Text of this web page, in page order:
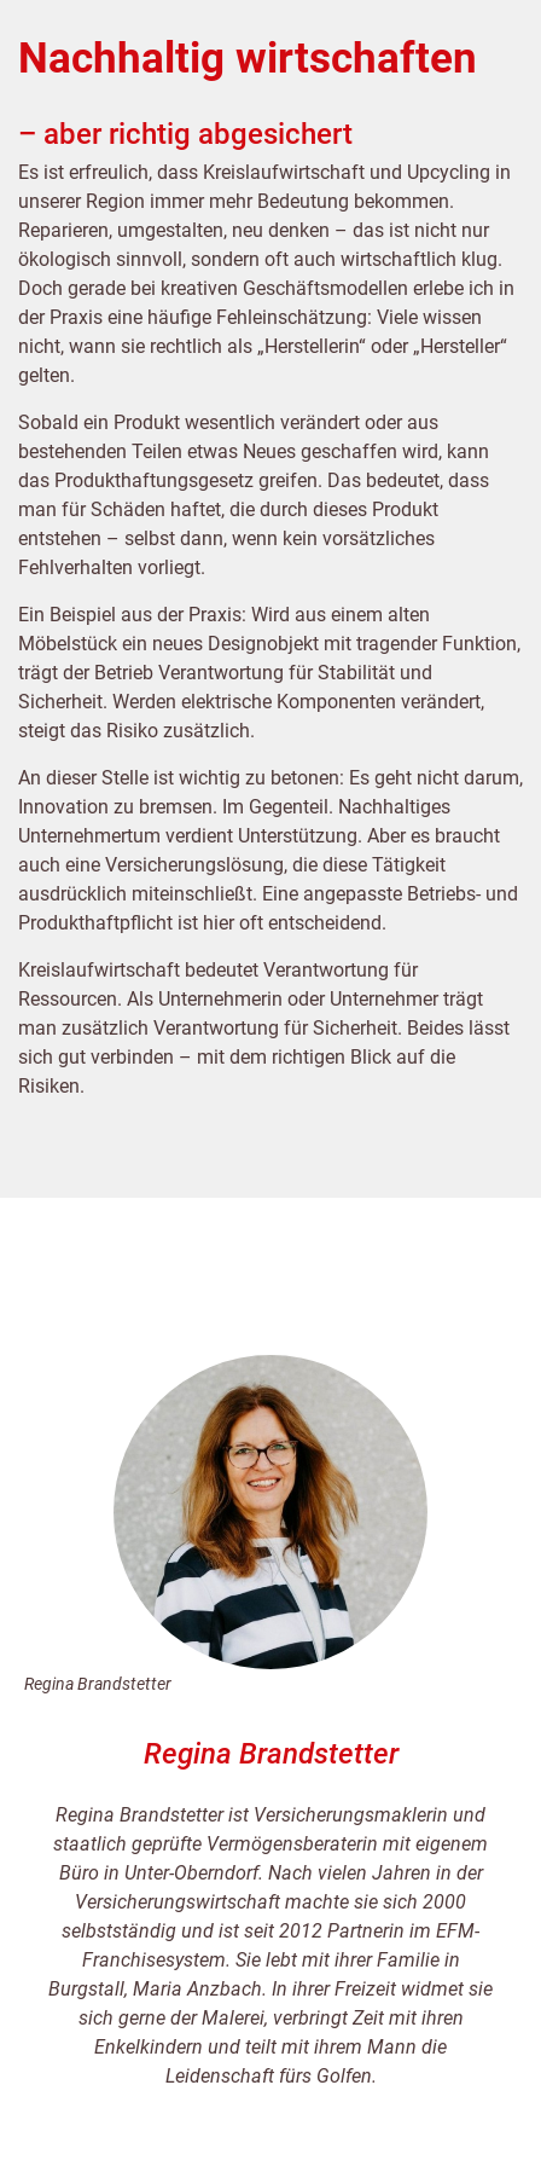
Nachhaltig wirtschaften
– aber richtig abgesichert
Es ist erfreulich, dass Kreislaufwirtschaft und Upcycling in
unserer Region immer mehr Bedeutung bekommen.
Reparieren, umgestalten, neu denken – das ist nicht nur
ökologisch sinnvoll, sondern oft auch wirtschaftlich klug.
Doch gerade bei kreativen Geschäftsmodellen erlebe ich in
der Praxis eine häufige Fehleinschätzung: Viele wissen
nicht, wann sie rechtlich als „Herstellerin“ oder „Hersteller“
gelten.
Sobald ein Produkt wesentlich verändert oder aus
bestehenden Teilen etwas Neues geschaffen wird, kann
das Produkthaftungsgesetz greifen. Das bedeutet, dass
man für Schäden haftet, die durch dieses Produkt
entstehen – selbst dann, wenn kein vorsätzliches
Fehlverhalten vorliegt.
Ein Beispiel aus der Praxis: Wird aus einem alten
Möbelstück ein neues Designobjekt mit tragender Funktion,
trägt der Betrieb Verantwortung für Stabilität und
Sicherheit. Werden elektrische Komponenten verändert,
steigt das Risiko zusätzlich.
An dieser Stelle ist wichtig zu betonen: Es geht nicht darum,
Innovation zu bremsen. Im Gegenteil. Nachhaltiges
Unternehmertum verdient Unterstützung. Aber es braucht
auch eine Versicherungslösung, die diese Tätigkeit
ausdrücklich miteinschließt. Eine angepasste Betriebs- und
Produkthaftpflicht ist hier oft entscheidend.
Kreislaufwirtschaft bedeutet Verantwortung für
Ressourcen. Als Unternehmerin oder Unternehmer trägt
man zusätzlich Verantwortung für Sicherheit. Beides lässt
sich gut verbinden – mit dem richtigen Blick auf die
Risiken.
Regina Brandstetter
Regina Brandstetter ist Versicherungsmaklerin und
staatlich geprüfte Vermögensberaterin mit eigenem
Büro in Unter-Oberndorf. Nach vielen Jahren in der
Versicherungswirtschaft machte sie sich 2000
selbstständig und ist seit 2012 Partnerin im EFM-
Franchisesystem. Sie lebt mit ihrer Familie in
Burgstall, Maria Anzbach. In ihrer Freizeit widmet sie
sich gerne der Malerei, verbringt Zeit mit ihren
Enkelkindern und teilt mit ihrem Mann die
Leidenschaft fürs Golfen.
Regina Brandstetter